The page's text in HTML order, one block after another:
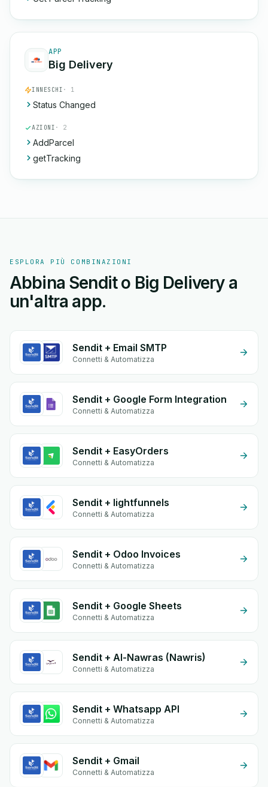
APP
Big Delivery
INNESCHI · 1
Status Changed
AZIONI · 2
AddParcel
getTracking
ESPLORA PIÙ COMBINAZIONI
Abbina Sendit o Big Delivery a
un'altra app.
Sendit + Email SMTP
Connetti & Automatizza
Sendit + Google Form Integration
Connetti & Automatizza
Sendit + EasyOrders
Connetti & Automatizza
Sendit + lightfunnels
Connetti & Automatizza
Sendit + Odoo Invoices
Connetti & Automatizza
Sendit + Google Sheets
Connetti & Automatizza
Sendit + Al-Nawras (Nawris)
Connetti & Automatizza
Sendit + Whatsapp API
Connetti & Automatizza
Sendit + Gmail
Connetti & Automatizza